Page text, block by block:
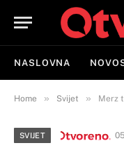
NASLOVNA
Home » Svijet » Merz traži
SVIJET